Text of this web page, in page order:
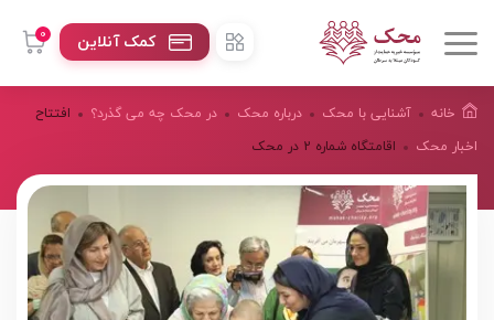
0 کمک آنلاین
خانه آشنایی با محک درباره محک
در محک چه می گذرد؟
اخبار محک
افتتاح
اقامتگاه شماره 2 در محک